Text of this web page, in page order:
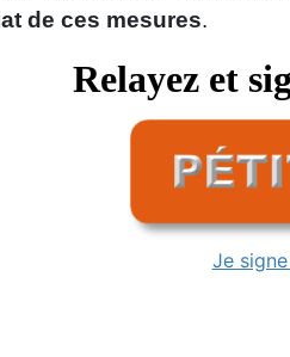
de ces mesures.
Relayez et
Je